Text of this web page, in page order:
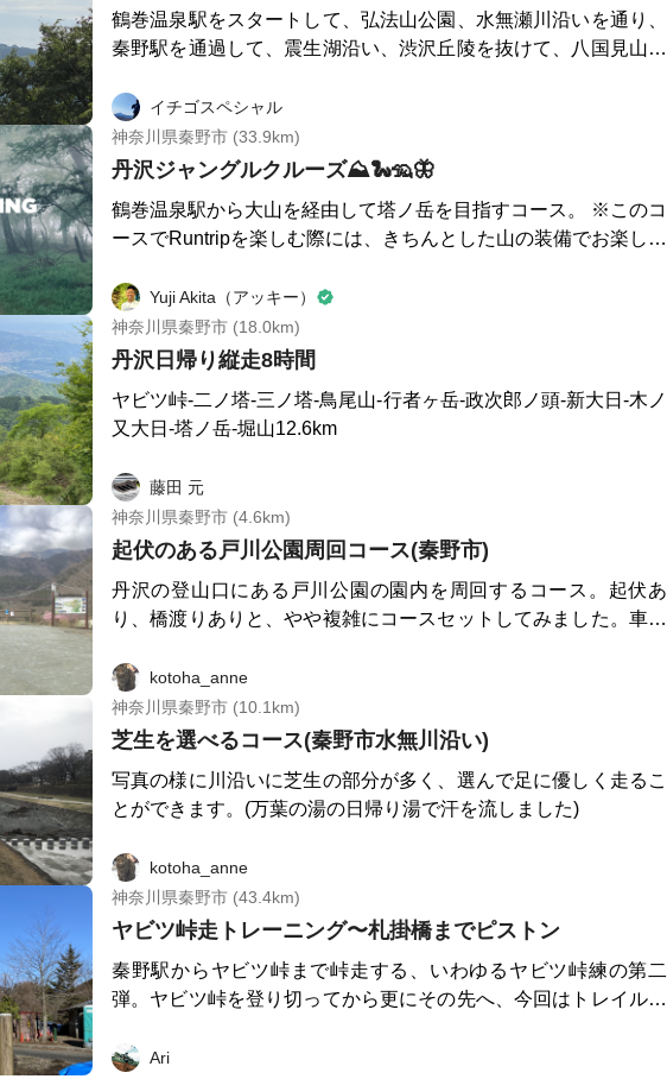
階段を登り下りして小さな末社を回ることができます。(毎月限
定の御朱印あり) 秦野駅方面に向かう途中に静かに佇む今泉神
地には上宿観音堂。(今回は御朱印頂けず) さらに少し坂のある道
をまっすぐ進むと曾屋神社です。(龍デザインの御朱印いただき
ました) 神社の中を回れば回るほど色々な発見があるので、何度
も行きたくなります♪ 実はこのコースの周辺(主に南地区)にも、
七福神のいる神社や仏閣が多くあり、七福神と鶴亀巡りが出来る
ました。 全てを1日で回るのに3時間以上かかり、10km歩きま
す。 大変そうだけど、ぜひチャレンジしてみたいですね❗️❗️🔥🔥
鶴巻温泉駅をスタートして、弘法山公園、水無瀬川沿いを通り、
秦野駅を通過して、震生湖沿い、渋沢丘陵を抜けて、八国見山、
は、丹沢の山々を一望できます。
イチゴスペシャル
神奈川県秦野市 (33.9km)
丹沢ジャングルクルーズ⛰🐍🦡🦋
鶴巻温泉駅から大山を経由して塔ノ岳を目指すコース。 ※このコ
ースでRuntripを楽しむ際には、きちんとした山の装備でお楽しみ
ることになるので、軽装では天候が急変した時に命の危険を回避
できません。 大山は別名「雨降山」の名の通り、雨上がりはとて
も神秘的な雰囲気となる山です。鶴巻温泉から高取山あたりまで
ます。 補給ポイントは、阿夫利神社の下社と、ヤビツ峠の売店。
特にヤビツ峠では必ず補給するようにしてください。鳥尾山の山
場もあり、トレイルランというよりはもはやアドベンチャー！私
はアナグマに遭遇しました！！ いきものたちの声にも耳を傾けな
がら進むと、スピードはゆっくりでも楽しいトレイルランになり
ますよ👍🏽 塔ノ岳から丹沢山までは5kmなので、体力と時間、装
備に問題がなければ、ぜひ丹沢山まで足を伸ばしてみてくださ
Yuji Akita（アッキー）
神奈川県秦野市 (18.0km)
丹沢日帰り縦走8時間
ヤビツ峠-二ノ塔-三ノ塔-鳥尾山-行者ヶ岳-政次郎ノ頭-新大日-木ノ
又大日-塔ノ岳-堀山12.6km
藤田 元
神奈川県秦野市 (4.6km)
起伏のある戸川公園周回コース(秦野市)
丹沢の登山口にある戸川公園の園内を周回するコース。起伏あ
り、橋渡りありと、やや複雑にコースセットしてみました。車の
ーもある様ですが、試してません。
kotoha_anne
神奈川県秦野市 (10.1km)
芝生を選べるコース(秦野市水無川沿い)
写真の様に川沿いに芝生の部分が多く、選んで足に優しく走るこ
とができます。(万葉の湯の日帰り湯で汗を流しました)
kotoha_anne
神奈川県秦野市 (43.4km)
ヤビツ峠走トレーニング〜札掛橋までピストン
秦野駅からヤビツ峠まで峠走する、いわゆるヤビツ峠練の第二
弾。ヤビツ峠を登り切ってから更にその先へ、今回はトレイルな
なっているので、そこまで下ってまたヤビツまで登り返します。
Ari